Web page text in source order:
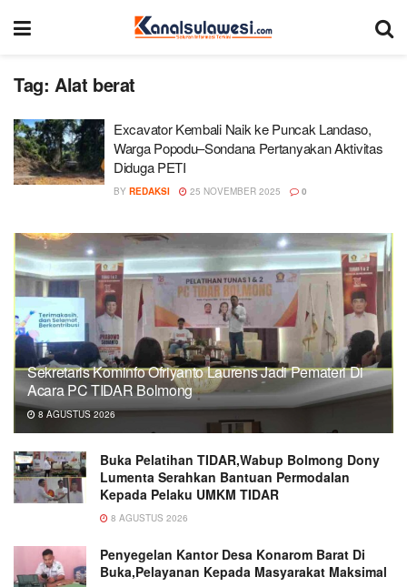
Tag: Alat berat
Excavator Kembali Naik ke Puncak Landaso,
Warga Popodu–Sondana Pertanyakan Aktivitas
Diduga PETI
BY REDAKSI 25 NOVEMBER 2025 0
Sekretaris Kominfo Ofriyanto Laurens Jadi Pemateri Di
Acara PC TIDAR Bolmong
8 AGUSTUS 2026
Buka Pelatihan TIDAR,Wabup Bolmong Dony
Lumenta Serahkan Bantuan Permodalan
Kepada Pelaku UMKM TIDAR
8 AGUSTUS 2026
Penyegelan Kantor Desa Konarom Barat Di
Buka,Pelayanan Kepada Masyarakat Maksimal